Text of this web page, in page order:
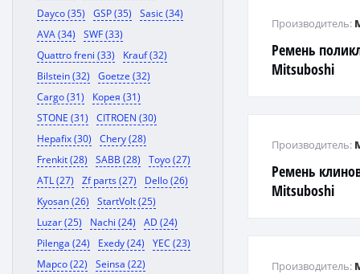
Dayco (35)
GSP (35)
Sasic (34)
AVA (34)
SWF (33)
Quattro freni (33)
Krauf (32)
Bilstein (32)
Goetze (32)
Cargo (31)
Корея (31)
STONE (31)
CITROEN (30)
Hepafix (30)
Chery (28)
Frenkit (28)
SABB (28)
Toyo (27)
ATL (27)
Zf parts (27)
Dello (26)
Kyosan (26)
StartVolt (25)
Luzar (25)
Nachi (24)
AD (24)
Pilenga (24)
Exedy (24)
YEC (23)
Mapco (22)
Seinsa (22)
Ремень
Mitsuboshi
Производитель:
Ремень
Mitsuboshi
Производитель:
Производитель: